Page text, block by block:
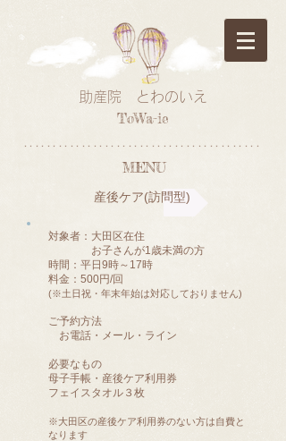
助産院 とわのいえ
ToWa-ie
*****************************************
MENU
産後ケア(訪問型)
​対象者：大田区在住
​ お子さんが1歳未満の方
時間：平日9時～17時
料金：500円/回​
(※土日祝・年末年始は対応しておりません)
ご予約方法
お電話・メール・ライン
必要なもの
母子手帳・産後ケア利用券
フェイスタオル３枚​​
​※大田区の産後ケア利用券のない方は自費と
なります